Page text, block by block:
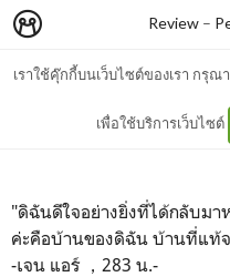
เราใช้คุ๊กกี้บนเว็บไซต์ของเรา กรุ
เพื่อใช้บริการเว็บไซต์
Review–
ความรักขอ
"ดิฉันดีใจอย่างยิ่งที่ได้กลับม
ค่ะคือบ้านของดิฉัน บ้านที่แท้
-เจน แอร์ ，283 น.-